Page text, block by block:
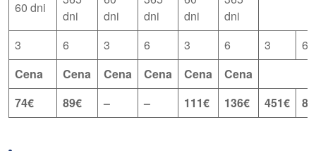
60 dni
dni
dni
dni
dni
dni
3
6 3 6 3 6 3
6
Cena
Cena Cena Cena Cena
Cena
74€
89€ – – 111€ 136€ 451€